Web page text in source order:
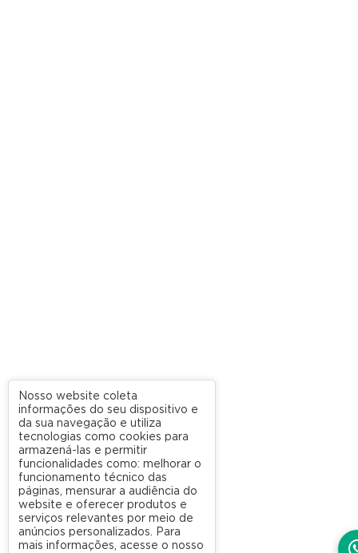
Nosso website coleta
informações do seu dispositivo e
da sua navegação e utiliza
tecnologias como cookies para
armazená-las e permitir
funcionalidades como: melhorar o
funcionamento técnico das
páginas, mensurar a audiência do
website e oferecer produtos e
serviços relevantes por meio de
anúncios personalizados. Para
mais informações, acesse o nosso